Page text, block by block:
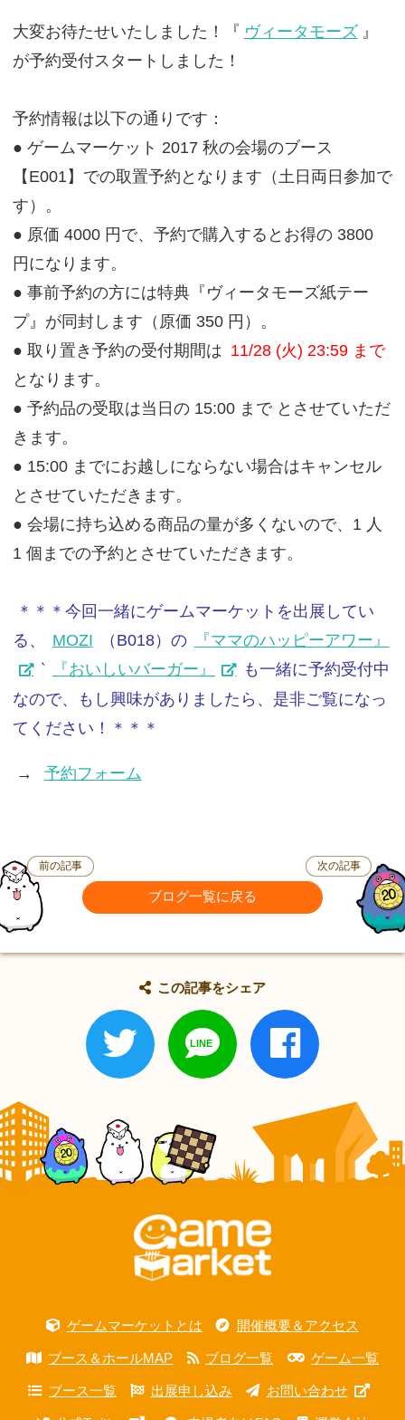
大変お待たせいたしました！『 ヴィータモーズ 』
が予約受付スタートしました！
予約情報は以下の通りです：
● ゲームマーケット 2017 秋の会場のブース
【E001】での取置予約となります（土日両日参加で
す）。
● 原価 4000 円で、予約で購入するとお得の 3800
円になります。
● 事前予約の方には特典『ヴィータモーズ紙テー
プ』が同封します（原価 350 円）。
● 取り置き予約の受付期間は 11/28 (火) 23:59 まで
となります。
● 予約品の受取は当日の 15:00 まで とさせていただ
きます。
● 15:00 までにお越しにならない場合はキャンセル
とさせていただきます。
● 会場に持ち込める商品の量が多くないので、1 人
1 個までの予約とさせていただきます。
＊＊＊今回一緒にゲームマーケットを出展してい
る、
MOZI （B018）の
『ママのハッピーアワー』
‵
『おいしいバーガー』
も一緒に予約受付中
なので、もし興味がありましたら、是非ご覧になっ
てください！＊＊＊
→ 予約フォーム
前の記事
ブログ一覧に戻る
次の記事
この記事をシェア
ゲームマーケットとは 開催概要＆アクセス
ブース＆ホールMAP ブログ一覧 ゲーム一覧
ブース一覧 出展申し込み お問い合わせ